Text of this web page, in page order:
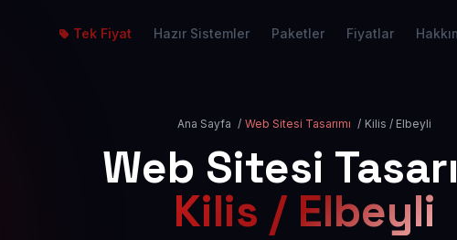
Tek Fiyat Hazır Sistemler Paketler Fiyatlar
Ana Sayfa / Web Sitesi Tasarımı / Kilis / Elbeyli
Web Sitesi
Kilis / Elbeyli